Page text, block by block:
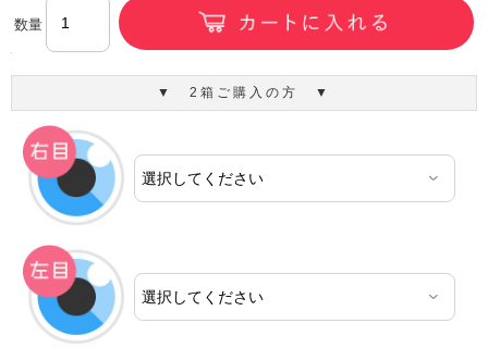
数量
▼ 2箱ご購入の方 ▼